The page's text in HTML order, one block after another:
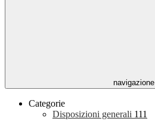
navigazione
Categorie
Disposizioni generali 111